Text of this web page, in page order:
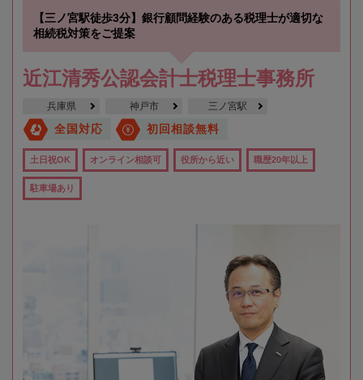
【三ノ宮駅徒歩3分】銀行顧問経験のある税理士が適切な
相続税対策をご提案
近江清秀公認会計士税理士事務所
兵庫県 神戸市 三ノ宮駅
全国対応 初回相談無料
土日祝OK オンライン相談可 役所から近い 職歴20年以上
駐車場あり